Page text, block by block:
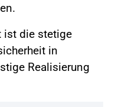
ist die stetige
in
Realisierung